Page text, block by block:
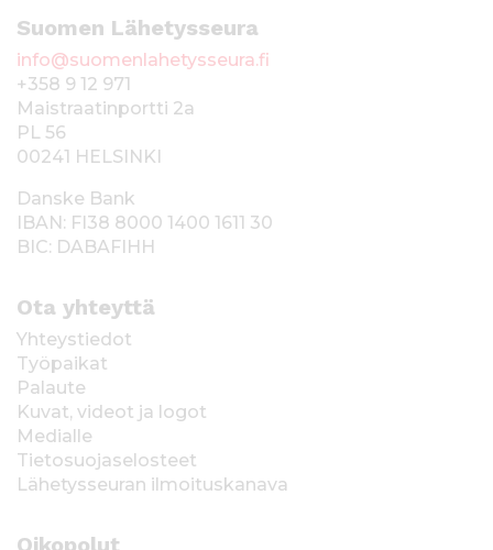
Suomen Lähetysseura
info@suomenlahetysseura.fi
+358 9 12 971
Maistraatinportti 2a
PL 56
00241 HELSINKI
Danske Bank
IBAN: FI38 8000 1400 1611 30
BIC: DABAFIHH
Ota yhteyttä
Yhteystiedot
Työpaikat
Palaute
Kuvat, videot ja logot
Medialle
Tietosuojaselosteet
Lähetysseuran ilmoituskanava
Oikopolut